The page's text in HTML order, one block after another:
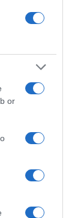
or